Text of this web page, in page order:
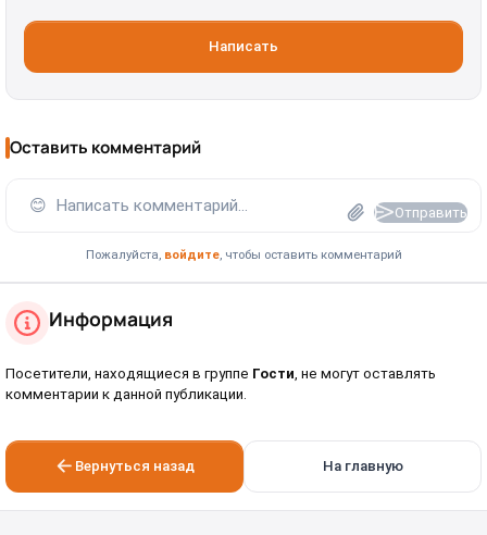
Написать
Оставить комментарий
😊 Написать комментарий... Отправить
Пожалуйста, войдите, чтобы оставить комментарий
Информация
Посетители, находящиеся в группе Гости , не могут оставлять
комментарии к данной публикации.
Вернуться назад На главную